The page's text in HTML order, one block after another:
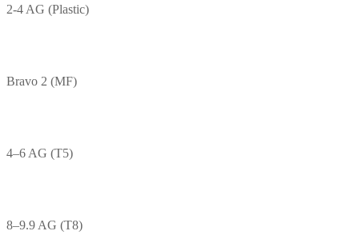
2-4 AG (Plastic)
Bravo 2 (MF)
4–6 AG (T5)
8–9.9 AG (T8)